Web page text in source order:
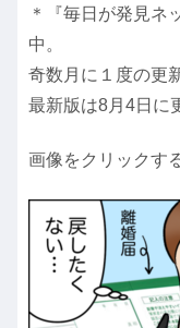
＊『毎日が発見ネ
中。
奇数月に１度の更
最新版は8月4日に
画像をクリックす